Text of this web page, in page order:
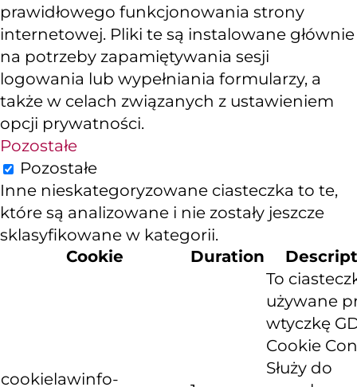
prawidłowego funkcjonowania strony
internetowej. Pliki te są instalowane głównie
na potrzeby zapamiętywania sesji
logowania lub wypełniania formularzy, a
także w celach związanych z ustawieniem
opcji prywatności.
Pozostałe
Pozostałe
Inne nieskategoryzowane ciasteczka to te,
które są analizowane i nie zostały jeszcze
sklasyfikowane w kategorii.
Cookie
Duration
cookielawinfo-
To
używane
wtyczkę
Cookie
Służy do